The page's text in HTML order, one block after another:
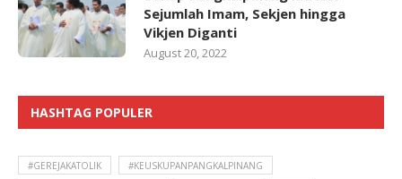
Sejumlah Imam, Sekjen hingga
Vikjen Diganti
August 20, 2022
HASHTAG POPULER
#GEREJAKATOLIK #KEUSKUPANPANGKALPINANG